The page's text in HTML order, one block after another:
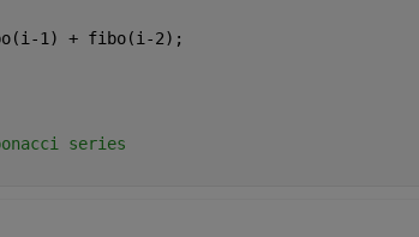
1) + fibo(i-2);
series